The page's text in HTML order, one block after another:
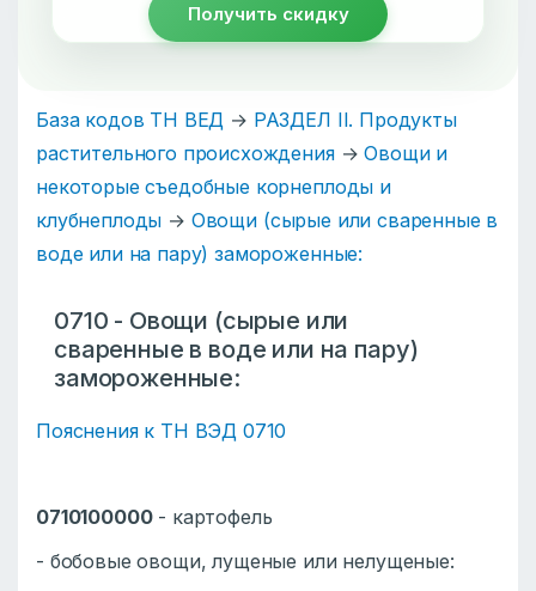
Получить скидку
База кодов ТН ВЕД → РАЗДЕЛ II. Продукты
растительного происхождения→Овощи и
некоторые съедобные корнеплоды и
клубнеплоды → Овощи (сырые или сваренные в
воде или на пару) замороженные:
0710 - Овощи (сырые или
сваренные в воде или на пару)
замороженные:
Пояснения к ТН ВЭД 0710
0710100000 - картофель
- бобовые овощи, лущеные или нелущеные: